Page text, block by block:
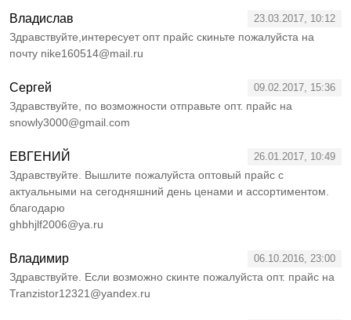
Владислав 23.03.2017, 10:12
Здравствуйте,интересует опт прайс скиньте пожалуйста на
почту nike160514@mail.ru
Сергей 09.02.2017, 15:36
Здравствуйте, по возможности отправьте опт. прайс на
snowly3000@gmail.com
ЕВГЕНИЙ 26.01.2017, 10:49
Здравствуйте. Вышлите пожалуйста оптовый прайс с
актуальными на сегодняшний день ценами и ассортиментом.
благодарю
ghbhjlf2006@ya.ru
Владимир 06.10.2016, 23:00
Здравствуйте. Если возможно скинте пожалуйста опт. прайс на
Tranzistor12321@yandex.ru